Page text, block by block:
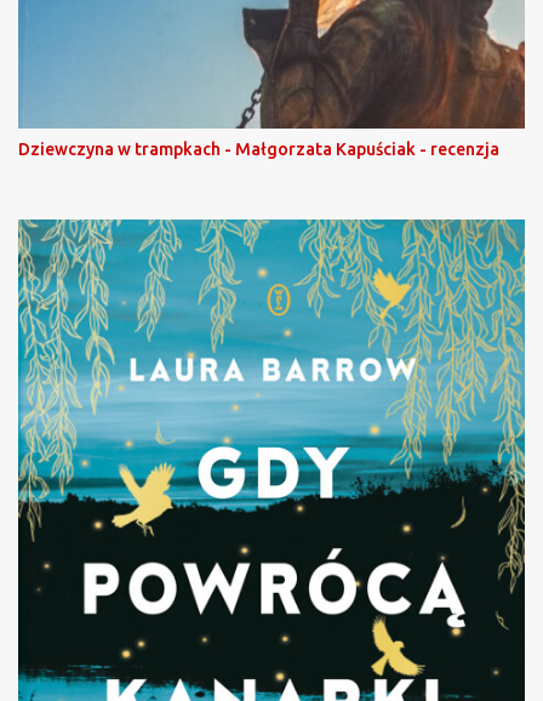
Dziewczyna w trampkach - Małgorzata Kapuściak - recenzja